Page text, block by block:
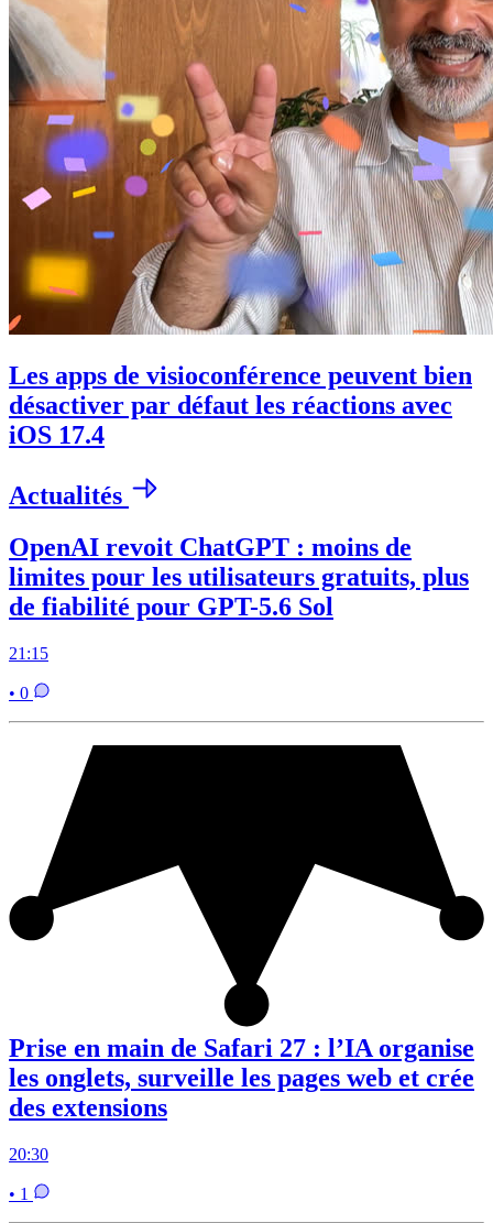
Les apps de visioconférence peuvent bien
désactiver par défaut les réactions avec
iOS 17.4
Actualités
OpenAI revoit ChatGPT : moins de
limites pour les utilisateurs gratuits, plus
de fiabilité pour GPT-5.6 Sol
21:15
• 0
Prise en main de Safari 27 : l’IA organise
les onglets, surveille les pages web et crée
des extensions
20:30
• 1